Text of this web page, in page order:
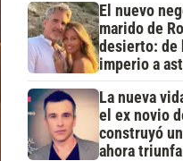
El nuevo
marido de
desierto: de
imperio a
La nueva
el ex novio
construyó
ahora